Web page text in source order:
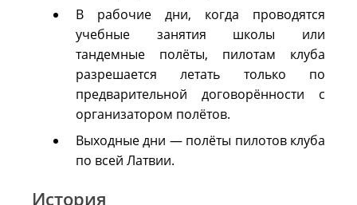
В рабочие дни, когда проводятся
учебные занятия школы или
тандемные полёты, пилотам клуба
разрешается летать только по
предварительной договорённости с
организатором полётов.
Выходные дни — полёты пилотов клуба
по всей Латвии.
История